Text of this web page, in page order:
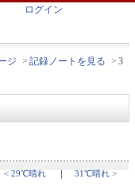
ログイン
ジ > 記録ノートを見る > 3
< 29℃晴れ ｜ 31℃晴れ >